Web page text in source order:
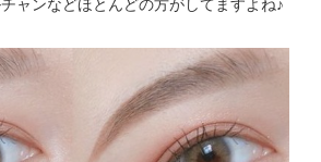
ャンなどほとんどの方がしてますよね♪